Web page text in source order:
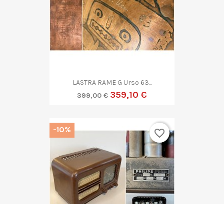
LASTRA RAME G Urso 63...
399,00 € 359,10 €
-10% favorite_border